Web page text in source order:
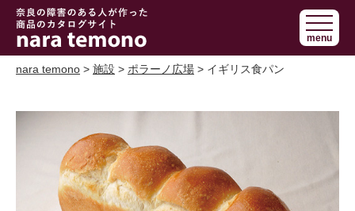
奈良で障害の
ある人の手作
り商品 nara
menu
nara temono > 施設 > ポラーノ広場 > イギリス食パン